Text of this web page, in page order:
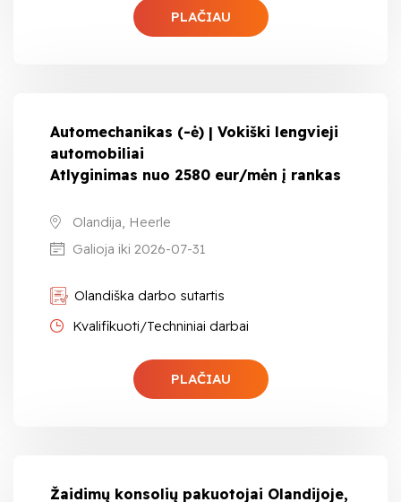
PLAČIAU
Automechanikas (-ė) | Vokiški lengvieji
automobiliai
Atlyginimas nuo 2580 eur/mėn į rankas
Olandija, Heerle
Galioja iki 2026-07-31
Olandiška darbo sutartis
Kvalifikuoti/Techniniai darbai
PLAČIAU
Žaidimų konsolių pakuotojai Olandijoje,